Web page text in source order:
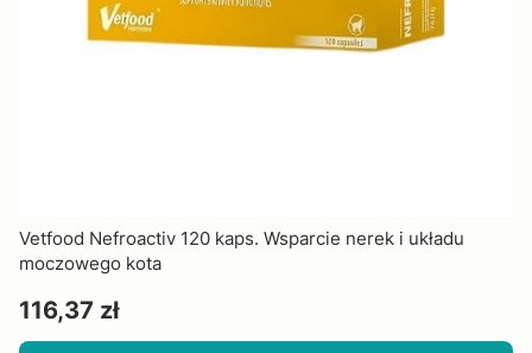
Vetfood Nefroactiv 120 kaps. Wsparcie nerek i układu
moczowego kota
Cena
116,37 zł